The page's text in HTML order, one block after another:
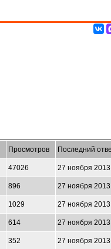
Просмотров Последний
47026 27 ноября
896 27 ноября
1029 27 ноября
614 27 ноября
352 27 ноября